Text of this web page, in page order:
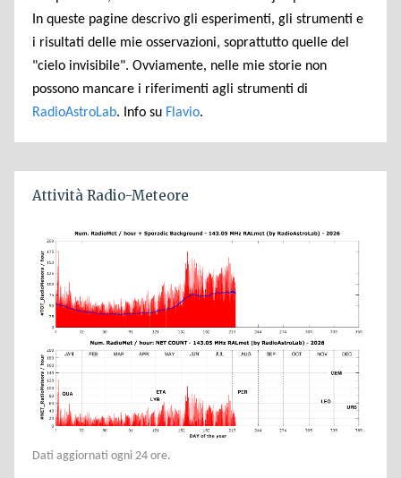
In queste pagine descrivo gli esperimenti, gli strumenti e
i risultati delle mie osservazioni, soprattutto quelle del
"cielo invisibile". Ovviamente, nelle mie storie non
possono mancare i riferimenti agli strumenti di
RadioAstroLab. Info su Flavio.
Attività Radio-Meteore
Dati aggiornati ogni 24 ore.